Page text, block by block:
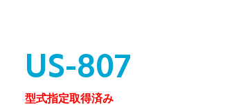
US-807
型式指定取得済み